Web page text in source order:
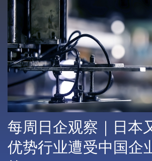
每周日企观察｜日本
优势行业遭受中国企